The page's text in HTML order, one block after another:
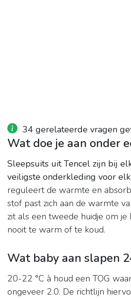
34 gerelateerde vragen
Wat doe je aan onder
Sleepsuits uit Tencel zijn bij
veiligste onderkleding voor
reguleert de warmte en
stof past zich aan de warmte
zit als een tweede huidje om je
nooit te warm of te koud.
Wat baby aan slapen
20-22 °C à houd een TOG
ongeveer 2.0. De richtlijn